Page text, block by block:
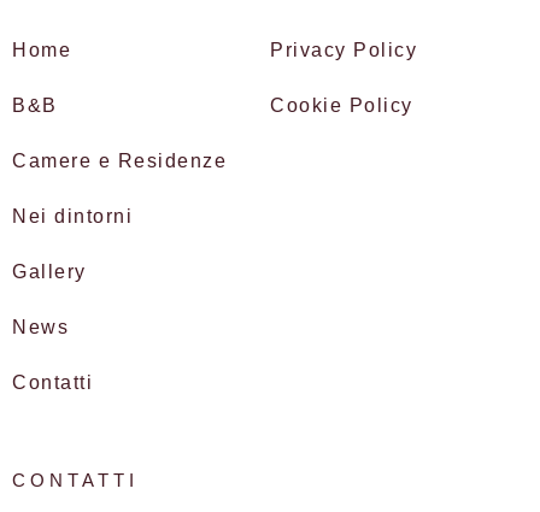
Home
B&B
Camere e Residenze
Nei dintorni
Gallery
News
Contatti
Privacy Policy
Cookie Policy
CONTATTI